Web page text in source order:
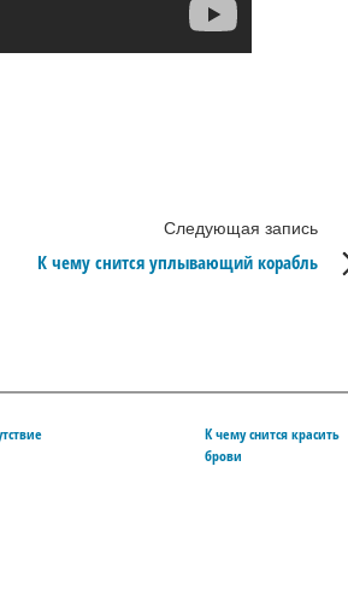
Следующая запись
К чему снится уплывающий корабль
К чему снится красить
брови